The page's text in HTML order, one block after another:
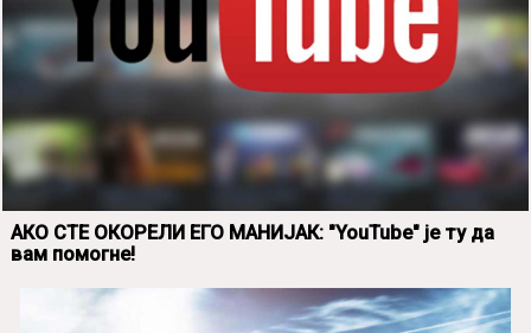
АКО СТЕ ОКОРЕЛИ ЕГО МАНИЈАК: "YouTube" је ту да
вам помогне!